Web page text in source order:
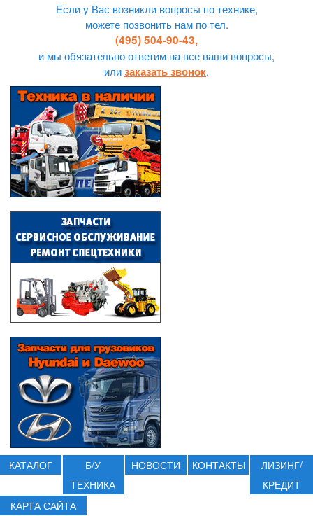
Если у Вас возникли вопросы по технике,
можете позвонить нам по тел.
(495) 504-90-43,
и мы обязательно ответим на все ваши вопросы,
илизаказать звонок.
КАТАЛОГ
Б/У
ТЕХНИКА
НОВОСТИ КОНТАКТЫ
ЛИЗИНГ/
КРЕДИТ
КАРТА САЙТА